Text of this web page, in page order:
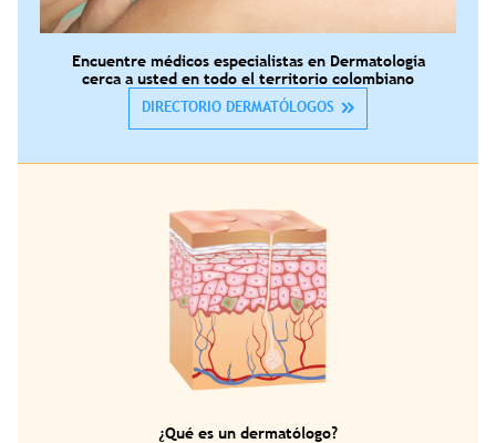
Encuentre médicos especialistas en Dermatología
cerca a usted en todo el territorio colombiano
DIRECTORIO DERMATÓLOGOS
¿Qué es un dermatólogo?